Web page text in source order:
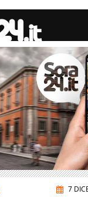
7